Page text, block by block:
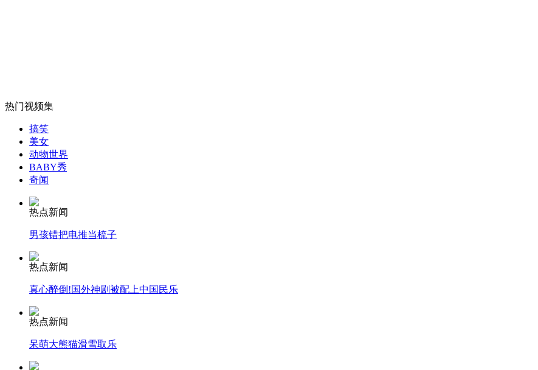
外交部：反对强权政治霸凌主义
外交部：有关国家言论片面不公正
安徽一实载49人客车翻车
热门视频集
搞笑
美女
动物世界
BABY秀
奇闻
热点新闻
男孩错把电推当梳子
热点新闻
真心醉倒!国外神剧被配上中国民乐
热点新闻
呆萌大熊猫滑雪取乐